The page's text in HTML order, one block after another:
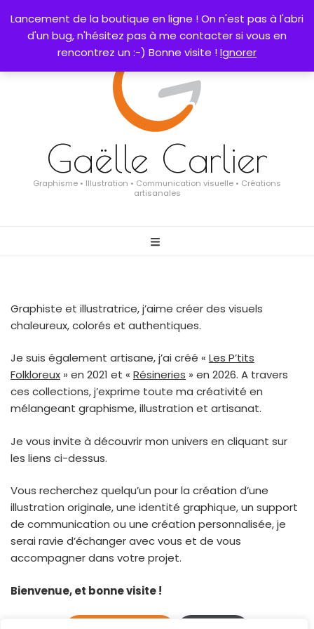
Lancement de la boutique en ligne ! On n'est pas à l'abri
d'un bug, n'hésitez pas à me contacter si vous en
rencontrez un :-) Bonne visite !Ignorer
Gaëlle Carlier
Graphisme • Illustration • Communication visuelle • Créations
artisanales
Graphiste et illustratrice, j’aime créer des visuels
chaleureux, colorés et authentiques.
Je suis également artisane, j’ai créé « Les P’tits
Folkloreux » en 2021 et « Résineries » en 2026. A travers
ces collections, j’exprime toute ma créativité en
mélangeant graphisme, illustration et artisanat.
Je vous invite à découvrir mon univers en cliquant sur
les liens ci-dessus.
Vous recherchez quelqu’un pour la création d’une
illustration originale, une identité graphique, un support
de communication ou une création personnalisée, je
serai ravie d’échanger avec vous et de vous
accompagner dans votre projet.
Bienvenue, et bonne visite !